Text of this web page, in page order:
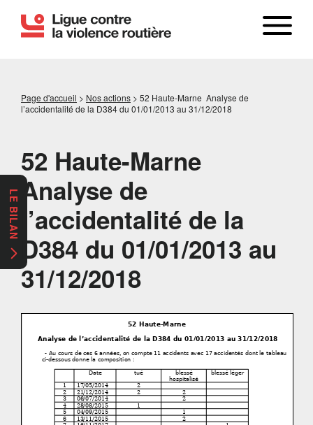
Page d'accueil > Nos actions > 52 Haute-Marne Analyse de
l’accidentalité de la D384 du 01/01/2013 au 31/12/2018
52 Haute-Marne
Analyse de
l’accidentalité de la
D384 du 01/01/2013 au
31/12/2018
LE BILAN